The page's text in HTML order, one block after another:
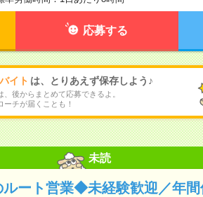
応募する
イト は、とりあえず保存しよう♪
、後からまとめて応募できるよ。
ーチが届くことも！
未読
ルート営業◆未経験歓迎／年